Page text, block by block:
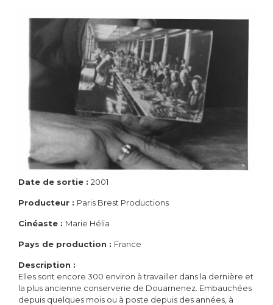
Date de sortie : 2001
Producteur : Paris Brest Productions
Cinéaste : Marie Hélia
Pays de production : France
Description :
Elles sont encore 300 environ à travailler dans la dernière et
la plus ancienne conserverie de Douarnenez. Embauchées
depuis quelques mois ou à poste depuis des années, à